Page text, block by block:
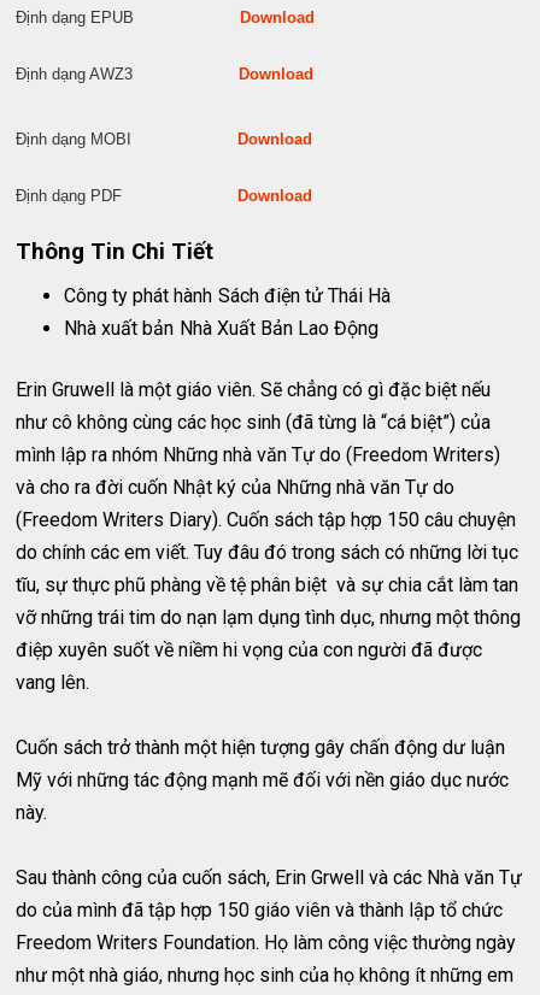
Định dạng EPUB Download
Định dạng AWZ3 Download
Định dạng MOBI Download
Định dạng PDF Download
Thông Tin Chi Tiết
Công ty phát hành Sách điện tử Thái Hà
Nhà xuất bản Nhà Xuất Bản Lao Động
Erin Gruwell là một giáo viên. Sẽ chẳng có gì đặc biệt nếu
như cô không cùng các học sinh (đã từng là “cá biệt”) của
mình lập ra nhóm Những nhà văn Tự do (Freedom Writers)
và cho ra đời cuốn Nhật ký của Những nhà văn Tự do
(Freedom Writers Diary). Cuốn sách tập hợp 150 câu chuyện
do chính các em viết. Tuy đâu đó trong sách có những lời tục
tĩu, sự thực phũ phàng về tệ phân biệt và sự chia cắt làm tan
vỡ những trái tim do nạn lạm dụng tình dục, nhưng một thông
điệp xuyên suốt về niềm hi vọng của con người đã được
vang lên.
Cuốn sách trở thành một hiện tượng gây chấn động dư luận
Mỹ với những tác động mạnh mẽ đối với nền giáo dục nước
này.
Sau thành công của cuốn sách, Erin Grwell và các Nhà văn Tự
do của mình đã tập hợp 150 giáo viên và thành lập tổ chức
Freedom Writers Foundation. Họ làm công việc thường ngày
như một nhà giáo, nhưng học sinh của họ không ít những em